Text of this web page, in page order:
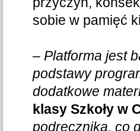
sobie w pamięć
– Platforma jest
podstawy
dodatkowe
klasy Szkoły w
podręcznika, co